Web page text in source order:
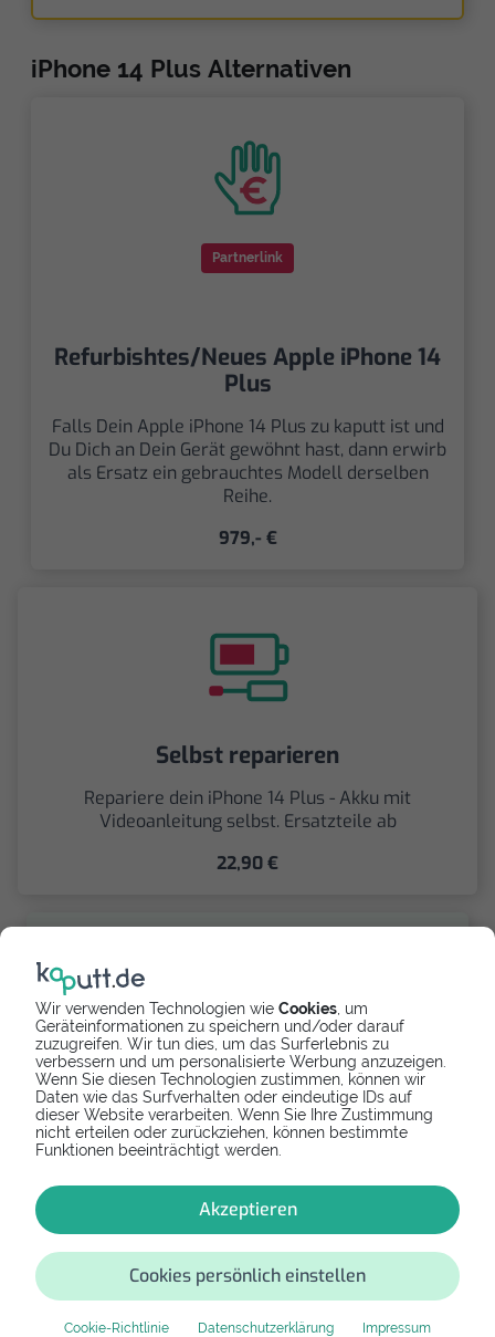
Wir verwenden Technologien wie Cookies , um
Geräteinformationen zu speichern und/oder darauf
zuzugreifen. Wir tun dies, um das Surferlebnis zu
verbessern und um personalisierte Werbung anzuzeigen.
Wenn Sie diesen Technologien zustimmen, können wir
Daten wie das Surfverhalten oder eindeutige IDs auf
dieser Website verarbeiten. Wenn Sie Ihre Zustimmung
nicht erteilen oder zurückziehen, können bestimmte
Funktionen beeinträchtigt werden.
Akzeptieren
Cookies persönlich einstellen
Cookie-Richtlinie Datenschutzerklärung Impressum
iPhone 14 Plus Alternativen
Partnerlink
Refurbishtes/Neues Apple iPhone 14
Plus
Falls Dein Apple iPhone 14 Plus zu kaputt ist und
Du Dich an Dein Gerät gewöhnt hast, dann erwirb
als Ersatz ein gebrauchtes Modell derselben
Reihe.
979,- €
Selbst reparieren
Repariere dein iPhone 14 Plus - Akku mit
Videoanleitung selbst. Ersatzteile ab
22,90 €
Spenden
Spende Dein Gerät über
handysfuerdieumwelt.de
für einen guten Zweck.